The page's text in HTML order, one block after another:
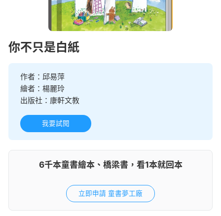
你不只是白紙
作者： 邱易萍
繪者： 楊麗玲
出版社： 康軒文教
我要試閱
6千本童書繪本、橋梁書，看1本就回本
立即申請 童書夢工廠